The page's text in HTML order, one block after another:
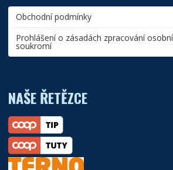
Obchodní podmínky
Prohlášení o zásadách zpracování
soukromí
NAŠE ŘETĚZCE